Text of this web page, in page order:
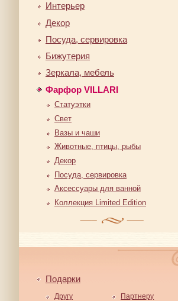
Интерьер
Декор
Посуда, сервировка
Бижутерия
Зеркала, мебель
Фарфор VILLARI
Статуэтки
Свет
Вазы и чаши
Животные, птицы, рыбы
Декор
Посуда, сервировка
Аксессуары для ванной
Коллекция Limited Edition
Подарки
Другу Партнеру